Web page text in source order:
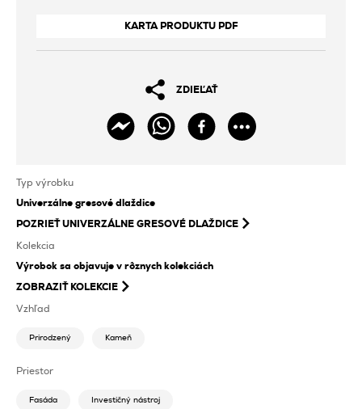
KARTA PRODUKTU PDF
ZDIEĽAŤ
Typ výrobku
Univerzálne gresové dlaždice
POZRIEŤUNIVERZÁLNE GRESOVÉ DLAŽDICE
Kolekcia
Výrobok sa objavuje v rôznych kolekciách
ZOBRAZIŤ KOLEKCIE
Vzhľad
Prirodzený Kameň
Priestor
Fasáda Investičný nástroj